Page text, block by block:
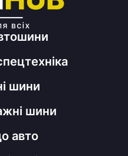
шини
шини
авто